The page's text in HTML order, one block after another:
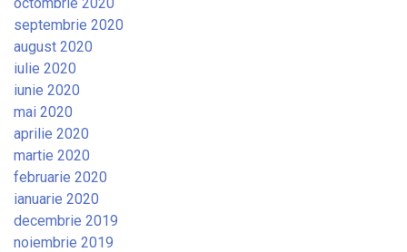
septembrie 2020
august 2020
iulie 2020
iunie 2020
mai 2020
aprilie 2020
martie 2020
februarie 2020
ianuarie 2020
decembrie 2019
noiembrie 2019